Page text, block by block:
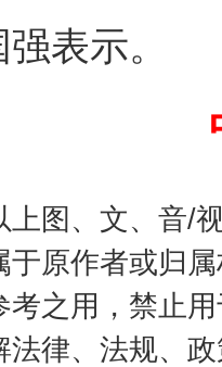
表示。
上图、文、音/
于原作者或归
考之用，禁止
法律、法规、